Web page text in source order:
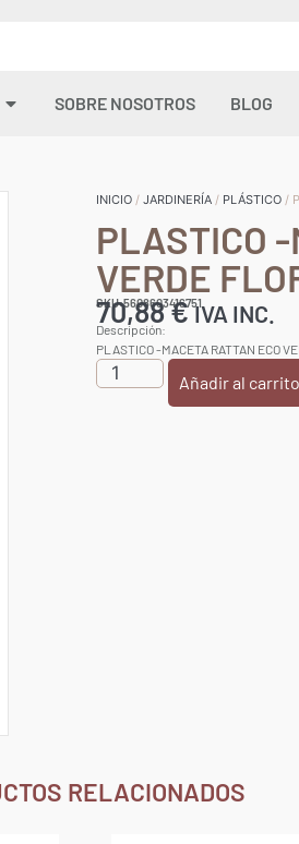
SOBRE NOSOTROS BLOG
INICIO / JARDINERÍA / PLÁSTICO /
PLASTICO -
VERDE
SKU:5608603416751
70,88€IVA INC.
Descripción:
PLASTICO -MACETA RATTAN ECO
Añadir al carrito
RELACIONADOS